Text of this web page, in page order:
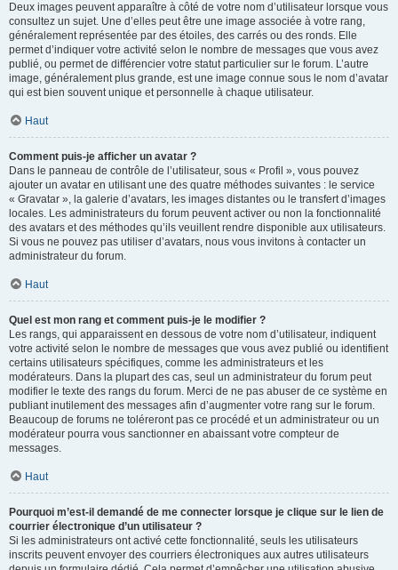
Deux images peuvent apparaître à côté de votre nom d’utilisateur lorsque vous
consultez un sujet. Une d’elles peut être une image associée à votre rang,
généralement représentée par des étoiles, des carrés ou des ronds. Elle
permet d’indiquer votre activité selon le nombre de messages que vous avez
publié, ou permet de différencier votre statut particulier sur le forum. L’autre
image, généralement plus grande, est une image connue sous le nom d’avatar
qui est bien souvent unique et personnelle à chaque utilisateur.
Haut
Comment puis-je afficher un avatar ?
Dans le panneau de contrôle de l’utilisateur, sous « Profil », vous pouvez
ajouter un avatar en utilisant une des quatre méthodes suivantes : le service
« Gravatar », la galerie d’avatars, les images distantes ou le transfert d’images
locales. Les administrateurs du forum peuvent activer ou non la fonctionnalité
des avatars et des méthodes qu’ils veuillent rendre disponible aux utilisateurs.
Si vous ne pouvez pas utiliser d’avatars, nous vous invitons à contacter un
administrateur du forum.
Haut
Quel est mon rang et comment puis-je le modifier ?
Les rangs, qui apparaissent en dessous de votre nom d’utilisateur, indiquent
votre activité selon le nombre de messages que vous avez publié ou identifient
certains utilisateurs spécifiques, comme les administrateurs et les
modérateurs. Dans la plupart des cas, seul un administrateur du forum peut
modifier le texte des rangs du forum. Merci de ne pas abuser de ce système en
publiant inutilement des messages afin d’augmenter votre rang sur le forum.
Beaucoup de forums ne toléreront pas ce procédé et un administrateur ou un
modérateur pourra vous sanctionner en abaissant votre compteur de
messages.
Haut
Pourquoi m’est-il demandé de me connecter lorsque je clique sur le lien de
courrier électronique d’un utilisateur ?
Si les administrateurs ont activé cette fonctionnalité, seuls les utilisateurs
inscrits peuvent envoyer des courriers électroniques aux autres utilisateurs